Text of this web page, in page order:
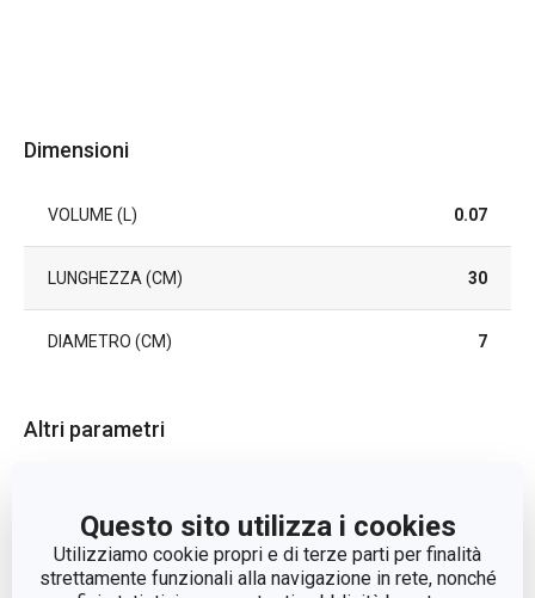
Questo sito utilizza i cookies
Utilizziamo cookie propri e di terze parti per finalità
strettamente funzionali alla navigazione in rete, nonché
Dimensioni
VOLUME (L) 0.07
LUNGHEZZA (CM) 30
DIAMETRO (CM) 7
Altri parametri
LINEA DI PRODOTTO GrandCHEF